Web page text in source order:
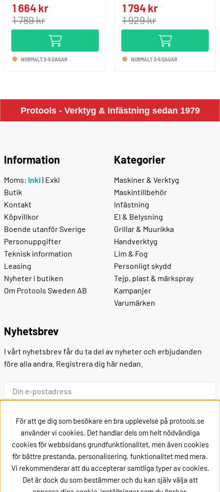
1 664 kr
1 789 kr
NORMALT 3-5 DAGAR
1 794 kr
1 929 kr
NORMALT 3-5 DAGAR
Protools - Verktyg & Infästning sedan 1979
Information
Moms: Inkl | Exkl
Butik
Kontakt
Köpvillkor
Boende utanför Sverige
Personuppgifter
Teknisk information
Leasing
Nyheter i butiken
Om Protools Sweden AB
Kategorier
Maskiner & Verktyg
Maskintillbehör
Infästning
El & Belysning
Grillar & Muurikka
Handverktyg
Lim & Fog
Personligt skydd
Tejp, plast & märkspray
Kampanjer
Varumärken
Nyhetsbrev
I vårt nyhetsbrev får du ta del av nyheter och erbjudanden
före alla andra. Registrera dig här nedan.
Ok
Kontakt
eller ring oss på +46162002020
För att ge dig som besökare en bra upplevelse på protools.se
använder vi cookies. Det handlar dels om helt nödvändiga
cookies för webbsidans grundfunktionalitet, men även cookies
för bättre prestanda, personalisering, funktionalitet med mera.
Vi rekommenderar att du accepterar samtliga typer av cookies.
Det är dock du som bestämmer och du kan själv välja att